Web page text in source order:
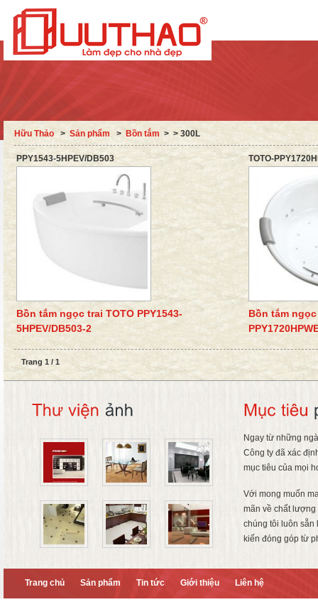
Hữu Thảo ˃ Sản phẩm ˃ Bồn tắm ˃ > 300L
PPY1543-5HPEV/DB503
Bồn tắm ngọc trai TOTO PPY1543-
5HPEV/DB503-2
TOTO-
Bồn tắm
Trang 1 / 1
Ngay từ những
Công ty đã xác
mục tiêu của mọi
Với mong muốn
mãn về chất
chúng tôi luôn sẵn
kiến đóng góp từ
Trang chủ Sản phẩm Tin tức Giới thiệu Liên hệ